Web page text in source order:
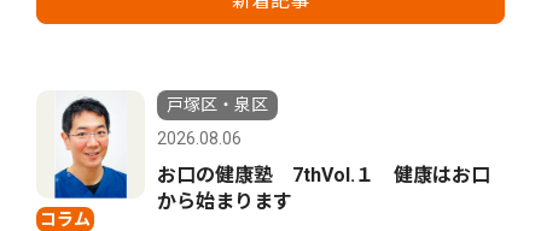
コラム
戸塚区・泉区
2026.08.06
お口の健康塾 7thVol.１ 健康はお口
から始まります